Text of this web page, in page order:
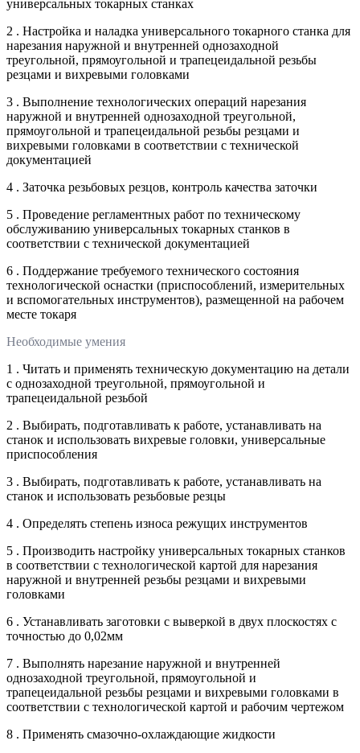
универсальных токарных станках
2 . Настройка и наладка универсального токарного станка для
нарезания наружной и внутренней однозаходной
треугольной, прямоугольной и трапецеидальной резьбы
резцами и вихревыми головками
3 . Выполнение технологических операций нарезания
наружной и внутренней однозаходной треугольной,
прямоугольной и трапецеидальной резьбы резцами и
вихревыми головками в соответствии с технической
документацией
4 . Заточка резьбовых резцов, контроль качества заточки
5 . Проведение регламентных работ по техническому
обслуживанию универсальных токарных станков в
соответствии с технической документацией
6 . Поддержание требуемого технического состояния
технологической оснастки (приспособлений, измерительных
и вспомогательных инструментов), размещенной на рабочем
месте токаря
Необходимые умения
1 . Читать и применять техническую документацию на детали
с однозаходной треугольной, прямоугольной и
трапецеидальной резьбой
2 . Выбирать, подготавливать к работе, устанавливать на
станок и использовать вихревые головки, универсальные
приспособления
3 . Выбирать, подготавливать к работе, устанавливать на
станок и использовать резьбовые резцы
4 . Определять степень износа режущих инструментов
5 . Производить настройку универсальных токарных станков
в соответствии с технологической картой для нарезания
наружной и внутренней резьбы резцами и вихревыми
головками
6 . Устанавливать заготовки с выверкой в двух плоскостях с
точностью до 0,02мм
7 . Выполнять нарезание наружной и внутренней
однозаходной треугольной, прямоугольной и
трапецеидальной резьбы резцами и вихревыми головками в
соответствии с технологической картой и рабочим чертежом
8 . Применять смазочно-охлаждающие жидкости